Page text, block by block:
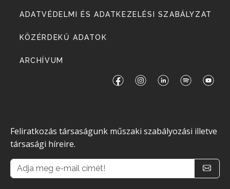
ADATVÉDELMI ÉS ADATKEZELÉSI SZABÁLYZAT
KÖZÉRDEKŰ ADATOK
ARCHÍVUM
Feliratkozás társaságunk műszaki szabályozási illetve
társasági híreire.